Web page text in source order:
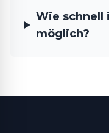
Wie schnell
möglich?